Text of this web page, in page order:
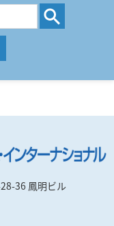
36 鳳明ビル